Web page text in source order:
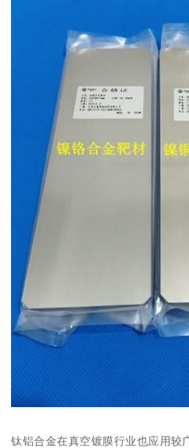
钛铝合金在真空镀膜行业也应用较